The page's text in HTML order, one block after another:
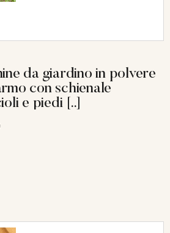
da giardino in polvere
con schienale
e piedi [..]